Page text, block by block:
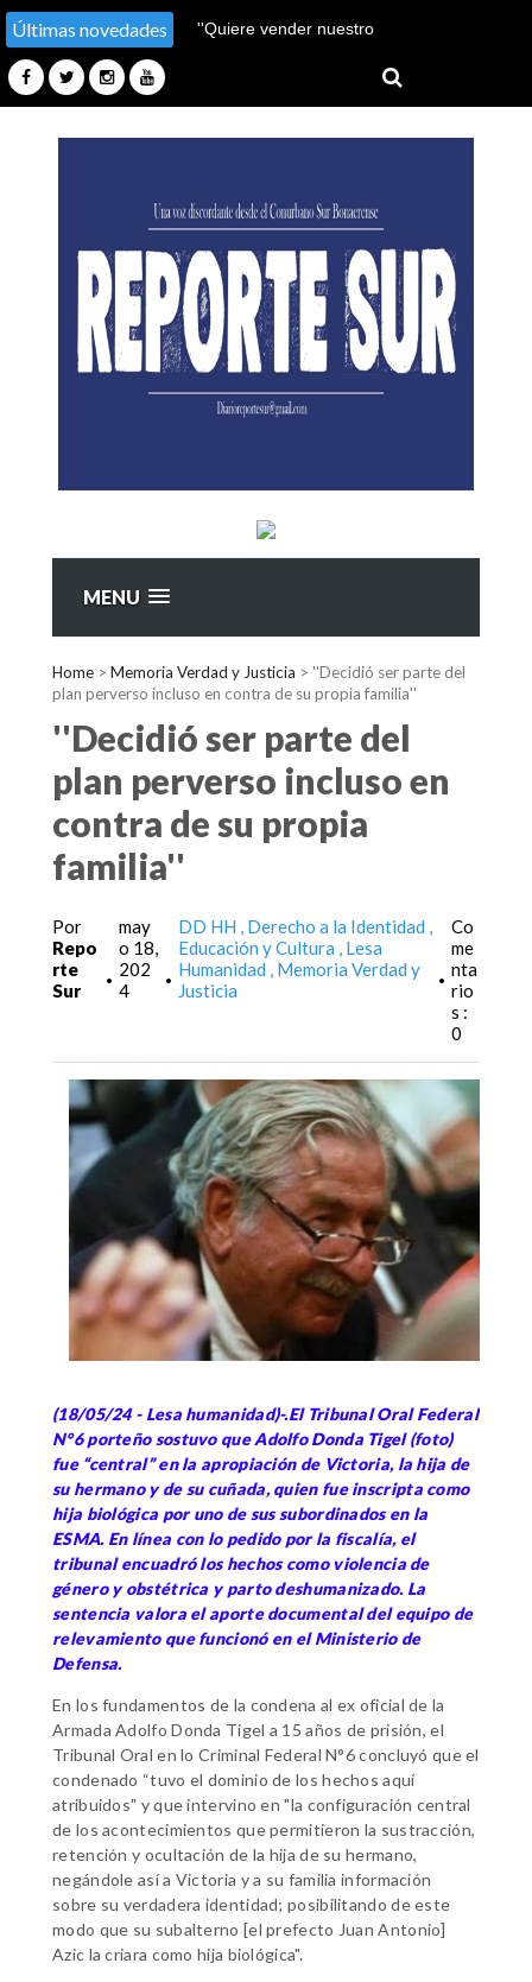
Últimas novedades
''Hay un millón de pobres
MENU
Home > Memoria Verdad y Justicia > ''Decidió ser parte del
plan perverso incluso en contra de su propia familia''
''Decidió ser parte del
plan perverso incluso en
contra de su propia
familia''
Por
Repo
rte
Sur
•
may
o 18,
202
4
•
DD HH
Derecho a la Identidad
Educación y Cultura
Lesa
Humanidad
Memoria Verdad y
Justicia
•
Co
me
nta
rio
s :
0
(18/05/24 - Lesa humanidad)-.El Tribunal Oral Federal
N°6 porteño sostuvo que Adolfo Donda Tigel (foto)
fue “central” en la apropiación de Victoria, la hija de
su hermano y de su cuñada, quien fue inscripta como
hija biológica por uno de sus subordinados en la
ESMA. En línea con lo pedido por la fiscalía, el
tribunal encuadró los hechos como violencia de
género y obstétrica y parto deshumanizado. La
sentencia valora el aporte documental del equipo de
relevamiento que funcionó en el Ministerio de
Defensa.
En los fundamentos de la condena al ex oficial de la
Armada Adolfo Donda Tigel a 15 años de prisión, el
Tribunal Oral en lo Criminal Federal N°6 concluyó que el
condenado “tuvo el dominio de los hechos aquí
atribuidos" y que intervino en "la configuración central
de los acontecimientos que permitieron la sustracción,
retención y ocultación de la hija de su hermano,
negándole así a Victoria y a su familia información
sobre su verdadera identidad; posibilitando de este
modo que su subalterno [el prefecto Juan Antonio]
Azic la criara como hija biológica".